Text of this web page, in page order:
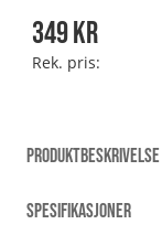
349kr
Rek. pris:
PRODUKTBESKRIVELSE
SPESIFIKASJONER